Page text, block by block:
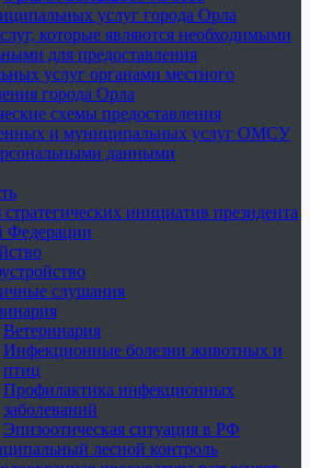
услуг города Орла
которые являются необходимыми
для предоставления
услуг органами местного
города Орла
схемы предоставления
и муниципальных услуг ОМСУ
данными
стратегических инициатив президента
Федерации
слушания
Ветеринария
Инфекционные болезни животных и
птиц
Профилактика инфекционных
заболеваний
Эпизоотическая ситуация в РФ
лесной контроль